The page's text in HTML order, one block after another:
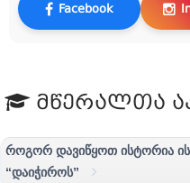
Facebook
მწერალთა
როგორ დავიწყოთ ისტორია
“დაიჭიროს”